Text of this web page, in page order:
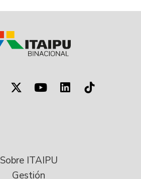
Sobre ITAIPU
Gestión